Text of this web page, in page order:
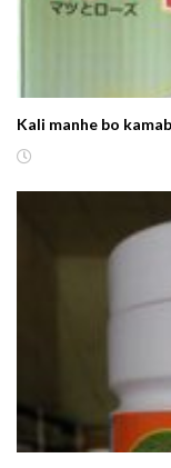
Kali manhe bo